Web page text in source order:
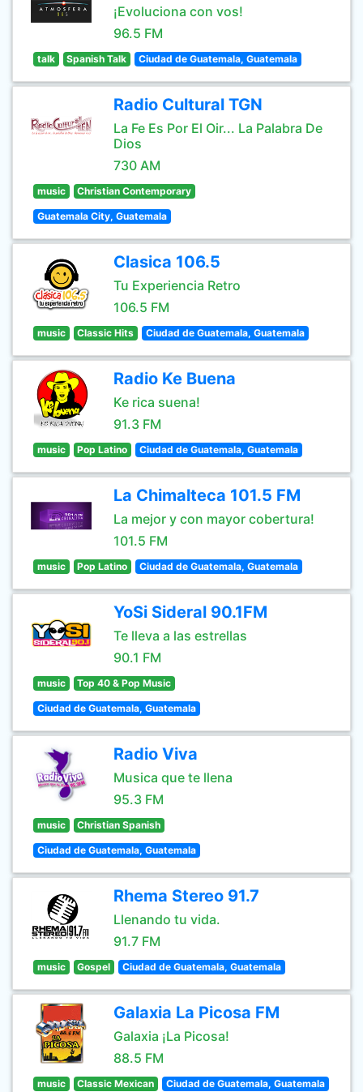
¡Evoluciona con vos!
96.5 FM
talk Spanish Talk Ciudad de Guatemala, Guatemala
Radio Cultural TGN
La Fe Es Por El Oir... La Palabra De
Dios
730 AM
music Christian Contemporary
Guatemala City, Guatemala
Clasica 106.5
Tu Experiencia Retro
106.5 FM
music Classic Hits Ciudad de Guatemala, Guatemala
Radio Ke Buena
Ke rica suena!
91.3 FM
music Pop Latino Ciudad de Guatemala, Guatemala
La Chimalteca 101.5 FM
La mejor y con mayor cobertura!
101.5 FM
music Pop Latino Ciudad de Guatemala, Guatemala
YoSi Sideral 90.1FM
Te lleva a las estrellas
90.1 FM
music Top 40 & Pop Music
Ciudad de Guatemala, Guatemala
Radio Viva
Musica que te llena
95.3 FM
music Christian Spanish
Ciudad de Guatemala, Guatemala
Rhema Stereo 91.7
Llenando tu vida.
91.7 FM
music Gospel Ciudad de Guatemala, Guatemala
Galaxia La Picosa FM
Galaxia ¡La Picosa!
88.5 FM
music Classic Mexican Ciudad de Guatemala, Guatemala